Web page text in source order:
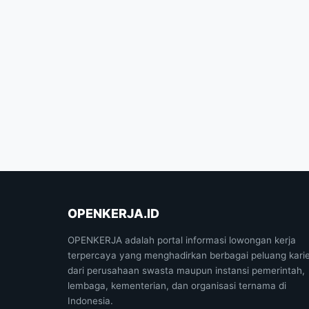
OPENKERJA.ID
OPENKERJA adalah portal informasi lowongan kerja
terpercaya yang menghadirkan berbagai peluang
dari perusahaan swasta maupun instansi pemerintah,
lembaga, kementerian, dan organisasi ternama di
Indonesia.